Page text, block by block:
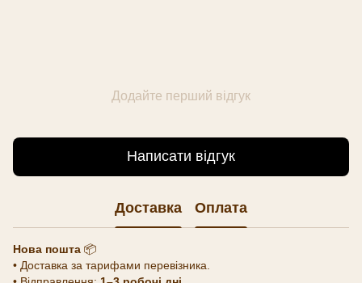
Додайте перший відгук
Написати відгук
Доставка Оплата
Нова пошта 📦
• Доставка за тарифами перевізника.